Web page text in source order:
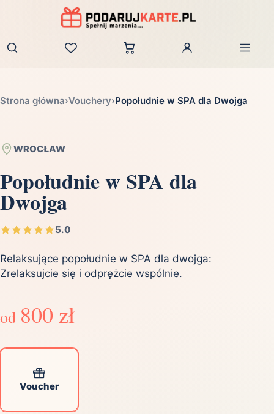
Zaloguj
Strona główna›Vouchery›Popołudnie w SPA dla Dwojga
WROCŁAW
Popołudnie w SPA dla
Dwojga
5.0
Relaksujące popołudnie w SPA dla dwojga:
Zrelaksujcie się i odprężcie wspólnie.
od 800 zł
Voucher